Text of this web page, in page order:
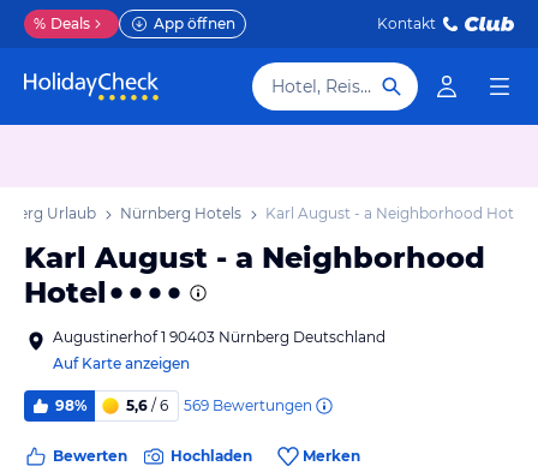
% Deals App öffnen Kontakt
Hotel, Reiseziel
Urlaub Nürnberg Hotels Karl August - a Neighborhood Hotel
Karl August - a Neighborhood
Hotel
Augustinerhof 1 90403 Nürnberg Deutschland
Auf Karte anzeigen
98% 5,6 / 6 569 Bewertungen
Bewerten Hochladen Merken